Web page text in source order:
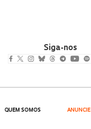
Siga-nos
QUEM SOMOS ANUNCIE